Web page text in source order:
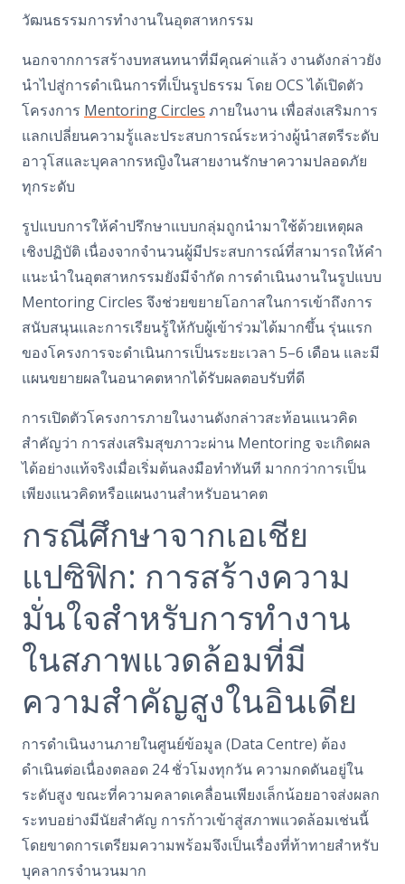
วัฒนธรรมการทำงานในอุตสาหกรรม
นอกจากการสร้างบทสนทนาที่มีคุณค่าแล้ว งานดังกล่าวยัง
นำไปสู่การดำเนินการที่เป็นรูปธรรม โดย OCS ได้เปิดตัว
โครงการ Mentoring Circles ภายในงาน เพื่อส่งเสริมการ
แลกเปลี่ยนความรู้และประสบการณ์ระหว่างผู้นำสตรีระดับ
อาวุโสและบุคลากรหญิงในสายงานรักษาความปลอดภัย
ทุกระดับ
รูปแบบการให้คำปรึกษาแบบกลุ่มถูกนำมาใช้ด้วยเหตุผล
เชิงปฏิบัติ เนื่องจากจำนวนผู้มีประสบการณ์ที่สามารถให้คำ
แนะนำในอุตสาหกรรมยังมีจำกัด การดำเนินงานในรูปแบบ
Mentoring Circles จึงช่วยขยายโอกาสในการเข้าถึงการ
สนับสนุนและการเรียนรู้ให้กับผู้เข้าร่วมได้มากขึ้น รุ่นแรก
ของโครงการจะดำเนินการเป็นระยะเวลา 5–6 เดือน และมี
แผนขยายผลในอนาคตหากได้รับผลตอบรับที่ดี
การเปิดตัวโครงการภายในงานดังกล่าวสะท้อนแนวคิด
สำคัญว่า การส่งเสริมสุขภาวะผ่าน Mentoring จะเกิดผล
ได้อย่างแท้จริงเมื่อเริ่มต้นลงมือทำทันที มากกว่าการเป็น
เพียงแนวคิดหรือแผนงานสำหรับอนาคต
กรณีศึกษาจากเอเชีย
แปซิฟิก: การสร้างความ
มั่นใจสำหรับการทำงาน
ในสภาพแวดล้อมที่มี
ความสำคัญสูงในอินเดีย
การดำเนินงานภายในศูนย์ข้อมูล (Data Centre) ต้อง
ดำเนินต่อเนื่องตลอด 24 ชั่วโมงทุกวัน ความกดดันอยู่ใน
ระดับสูง ขณะที่ความคลาดเคลื่อนเพียงเล็กน้อยอาจส่งผลก
ระทบอย่างมีนัยสำคัญ การก้าวเข้าสู่สภาพแวดล้อมเช่นนี้
โดยขาดการเตรียมความพร้อมจึงเป็นเรื่องที่ท้าทายสำหรับ
บุคลากรจำนวนมาก